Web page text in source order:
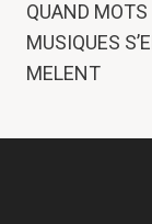
DE
QUAND MOTS
MUSIQUES
MELENT